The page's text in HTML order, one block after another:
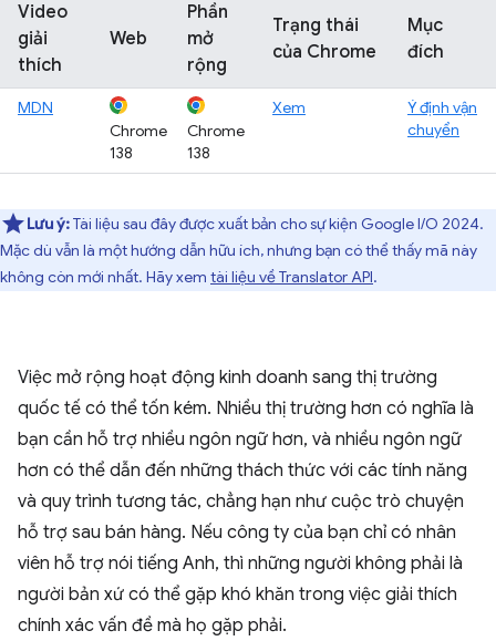
Video
giải
thích
Web
Phần
mở
rộng
Trạng thái
của Chrome
Mục
đích
MDN
Chrome
138
Chrome
138
Xem
Ý định vận
chuyển
Lưu ý:Tài liệu sau đây được xuất bản cho sự kiện Google I/O 2024.
Mặc dù vẫn là một hướng dẫn hữu ích, nhưng bạn có thể thấy mã này
không còn mới nhất. Hãy xem tài liệu về Translator API.
Việc mở rộng hoạt động kinh doanh sang thị trường
quốc tế có thể tốn kém. Nhiều thị trường hơn có nghĩa là
bạn cần hỗ trợ nhiều ngôn ngữ hơn, và nhiều ngôn ngữ
hơn có thể dẫn đến những thách thức với các tính năng
và quy trình tương tác, chẳng hạn như cuộc trò chuyện
hỗ trợ sau bán hàng. Nếu công ty của bạn chỉ có nhân
viên hỗ trợ nói tiếng Anh, thì những người không phải là
người bản xứ có thể gặp khó khăn trong việc giải thích
chính xác vấn đề mà họ gặp phải.